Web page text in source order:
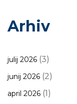
Arhiv
julij 2026 (3)
junij 2026 (2)
april 2026 (1)